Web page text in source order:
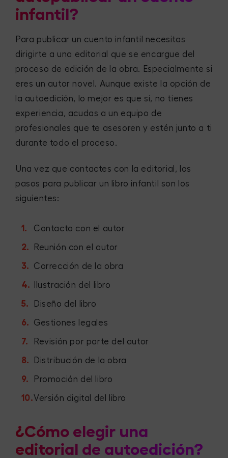
infantil?
Para publicar un cuento infantil necesitas
dirigirte a una editorial que se encargue del
proceso de edición de la obra. Especialmente si
eres un autor novel. Aunque existe la opción de
la autoedición, lo mejor es que si, no tienes
experiencia, acudas a un equipo de
profesionales que te asesoren y estén junto a ti
durante todo el proceso.
Una vez que contactes con la editorial, los
pasos para publicar un libro infantil son los
siguientes:
Contacto con el autor
Reunión con el autor
Corrección de la obra
Ilustración del libro
Diseño del libro
Gestiones legales
Revisión por parte del autor
Distribución de la obra
Promoción del libro
Versión digital del libro
¿Cómo elegir una
editorial de autoedición?